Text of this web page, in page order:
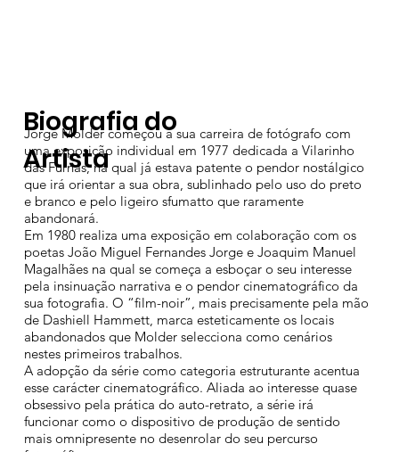
Jorge Molder começou a sua carreira de fotógrafo com
uma exposição individual em 1977 dedicada a Vilarinho
das Furnas, na qual já estava patente o pendor nostálgico
que irá orientar a sua obra, sublinhado pelo uso do preto
e branco e pelo ligeiro sfumatto que raramente
abandonará.
Em 1980 realiza uma exposição em colaboração com os
poetas João Miguel Fernandes Jorge e Joaquim Manuel
Magalhães na qual se começa a esboçar o seu interesse
pela insinuação narrativa e o pendor cinematográfico da
sua fotografia. O “film-noir”, mais precisamente pela mão
de Dashiell Hammett, marca esteticamente os locais
abandonados que Molder selecciona como cenários
nestes primeiros trabalhos.
A adopção da série como categoria estruturante acentua
esse carácter cinematográfico. Aliada ao interesse quase
obsessivo pela prática do auto-retrato, a série irá
funcionar como o dispositivo de produção de sentido
mais omnipresente no desenrolar do seu percurso
Biografia do
Artista